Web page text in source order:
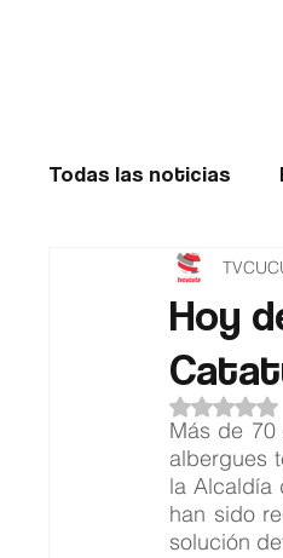
Todas las noticias
Entretenimiento
Catatumbo
Hoy
Más de 70
albergues
la Alcaldía
han sido
solución